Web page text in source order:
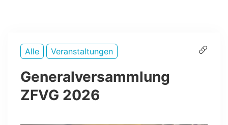
Alle Veranstaltungen
Generalversammlung
ZFVG 2026